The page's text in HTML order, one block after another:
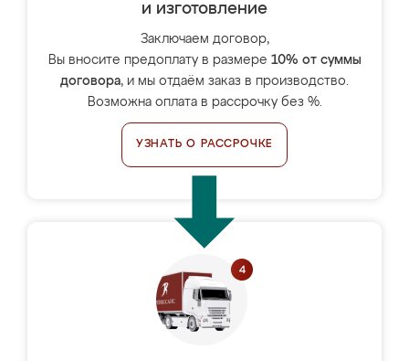
и изготовление
Заключаем договор,
Вы вносите предоплату в размере 10% от суммы
договора, и мы отдаём заказ в производство.
Возможна оплата в рассрочку без %.
УЗНАТЬ О РАССРОЧКЕ